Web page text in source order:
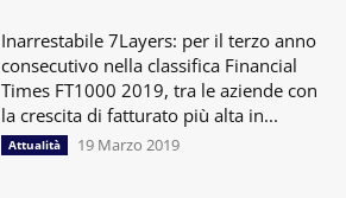
Inarrestabile 7Layers: per il terzo anno
consecutivo nella classifica Financial
Times FT1000 2019, tra le aziende con
la crescita di fatturato più alta in...
Attualità 19 Marzo 2019